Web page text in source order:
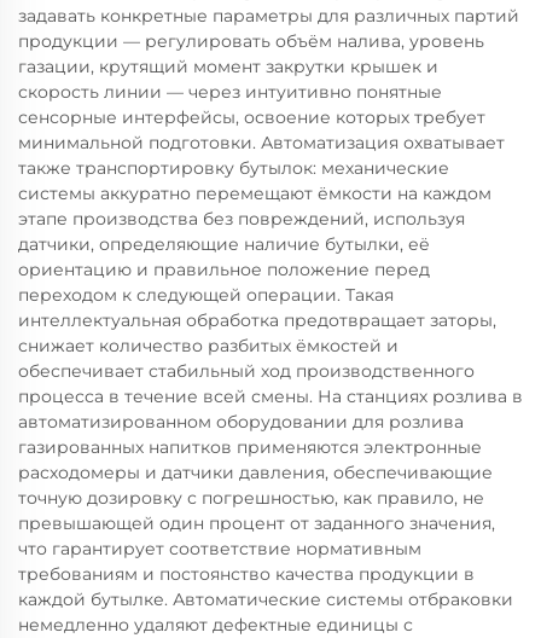
задавать конкретные параметры для различных партий
продукции — регулировать объём налива, уровень
газации, крутящий момент закрутки крышек и
скорость линии — через интуитивно понятные
сенсорные интерфейсы, освоение которых требует
минимальной подготовки. Автоматизация охватывает
также транспортировку бутылок: механические
системы аккуратно перемещают ёмкости на каждом
этапе производства без повреждений, используя
датчики, определяющие наличие бутылки, её
ориентацию и правильное положение перед
переходом к следующей операции. Такая
интеллектуальная обработка предотвращает заторы,
снижает количество разбитых ёмкостей и
обеспечивает стабильный ход производственного
процесса в течение всей смены. На станциях розлива в
автоматизированном оборудовании для розлива
газированных напитков применяются электронные
расходомеры и датчики давления, обеспечивающие
точную дозировку с погрешностью, как правило, не
превышающей один процент от заданного значения,
что гарантирует соответствие нормативным
требованиям и постоянство качества продукции в
каждой бутылке. Автоматические системы отбраковки
немедленно удаляют дефектные единицы с